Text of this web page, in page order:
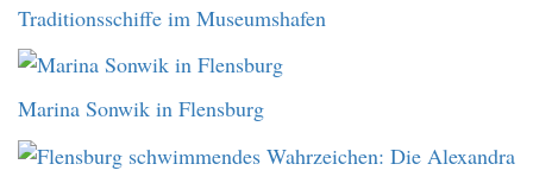
Traditionsschiffe im Museumshafen
Marina Sonwik in Flensburg